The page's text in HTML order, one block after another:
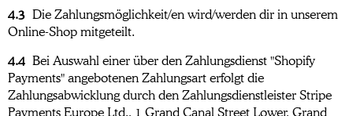
4.3 Die Zahlungsmöglichkeit/en wird/werden dir in unserem
Online-Shop mitgeteilt.
4.4 Bei Auswahl einer über den Zahlungsdienst "Shopify
Payments" angebotenen Zahlungsart erfolgt die
Zahlungsabwicklung durch den Zahlungsdienstleister Stripe
Payments Europe Ltd., 1 Grand Canal Street Lower, Grand